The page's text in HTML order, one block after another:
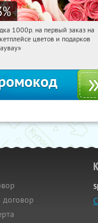
%
Получили:
1000р. на первый заказ на
цветов и подарков